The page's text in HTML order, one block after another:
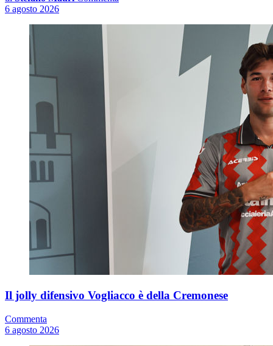
6 agosto 2026
Il jolly difensivo Vogliacco è della Cremonese
Commenta
6 agosto 2026